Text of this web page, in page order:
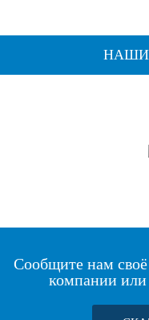
НАШИ
Сообщите нам
компании или